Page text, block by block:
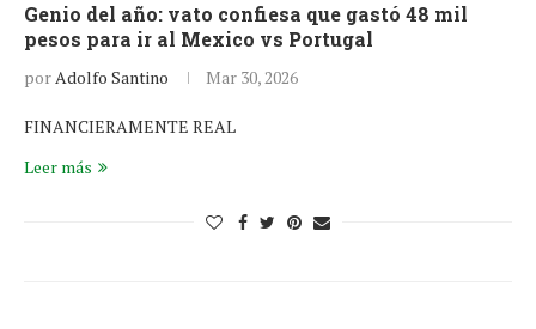
Genio del año: vato confiesa que gastó 48 mil
pesos para ir al Mexico vs Portugal
porAdolfo Santino Mar 30, 2026
FINANCIERAMENTE REAL
Leer más